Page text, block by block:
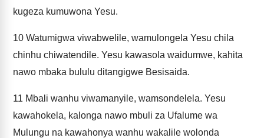
kugeza kumuwona Yesu.
10 Watumigwa viwabwelile, wamulongela Yesu chila
chinhu chiwatendile. Yesu kawasola waidumwe, kahita
nawo mbaka bululu ditangigwe Besisaida.
11 Mbali wanhu viwamanyile, wamsondelela. Yesu
kawahokela, kalonga nawo mbuli za Ufalume wa
Mulungu na kawahonya wanhu wakalile wolonda